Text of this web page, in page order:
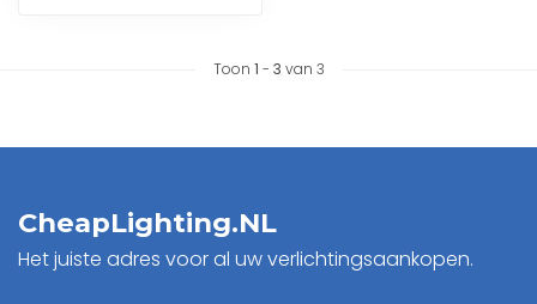
Toon 1 - 3 van 3
CheapLighting.NL
Het juiste adres voor al uw verlichtingsaankopen.